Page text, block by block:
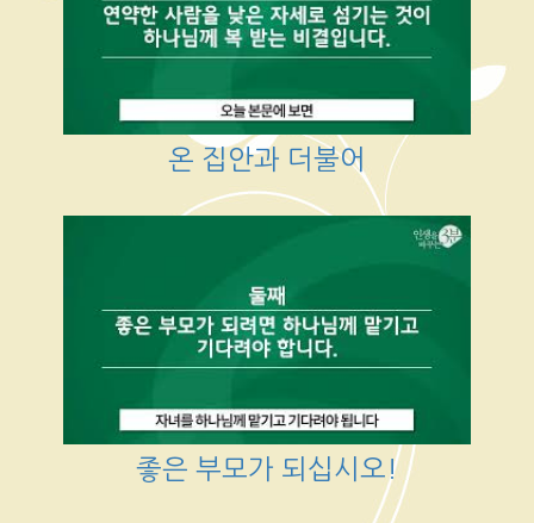
온 집안과 더불어
좋은 부모가 되십시오!